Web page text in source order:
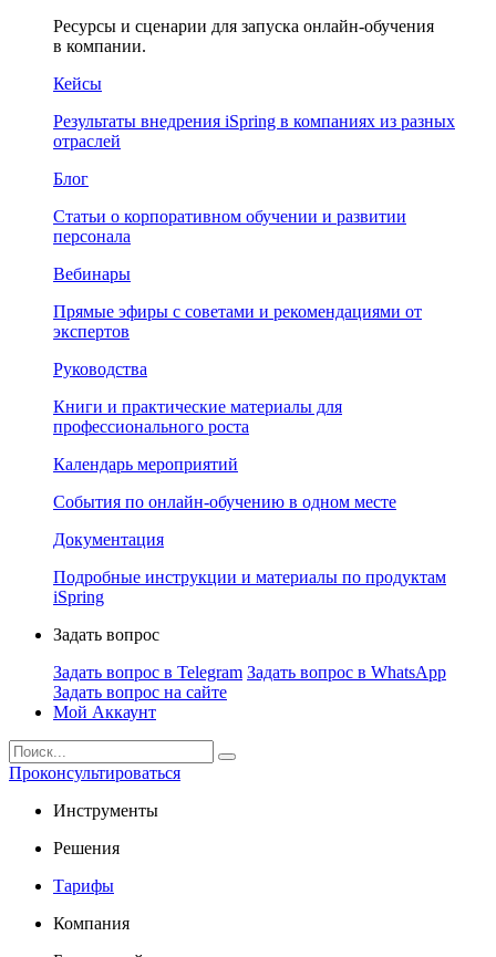
Ресурсы и сценарии для запуска онлайн-обучения
в компании.
Кейсы
Результаты внедрения iSpring в компаниях из разных
отраслей
Блог
Статьи о корпоративном обучении и развитии
персонала
Вебинары
Прямые эфиры с советами и рекомендациями от
экспертов
Руководства
Книги и практические материалы для
профессионального роста
Календарь мероприятий
События по онлайн-обучению в одном месте
Документация
Подробные инструкции и материалы по продуктам
iSpring
Задать вопрос
Задать вопрос в Telegram Задать вопрос в WhatsApp
Задать вопрос на сайте
Мой Аккаунт
Проконсультироваться
Инструменты
Решения
Тарифы
Компания